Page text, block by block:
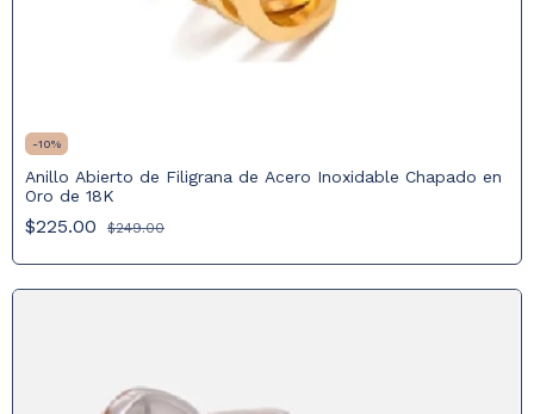
-10%
Anillo Abierto de Filigrana de Acero Inoxidable Chapado en
Oro de 18K
$225.00 $249.00